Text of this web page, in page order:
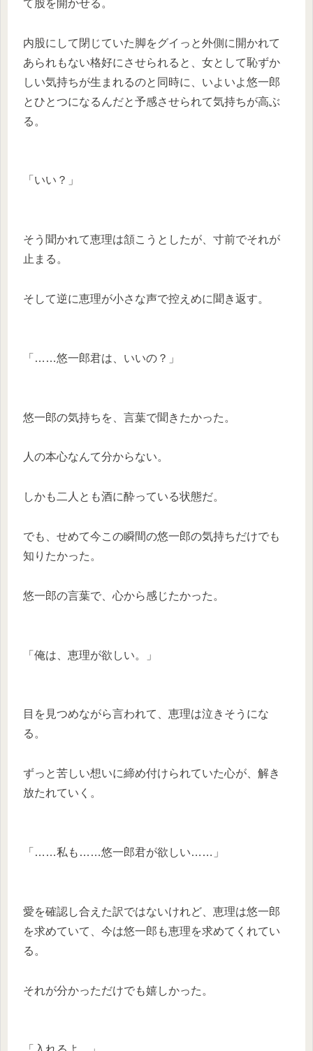
て股を開かせる。
内股にして閉じていた脚をグイっと外側に開かれて
あられもない格好にさせられると、女として恥ずか
しい気持ちが生まれるのと同時に、いよいよ悠一郎
とひとつになるんだと予感させられて気持ちが高ぶ
る。
「いい？」
そう聞かれて恵理は頷こうとしたが、寸前でそれが
止まる。
そして逆に恵理が小さな声で控えめに聞き返す。
「……悠一郎君は、いいの？」
悠一郎の気持ちを、言葉で聞きたかった。
人の本心なんて分からない。
しかも二人とも酒に酔っている状態だ。
でも、せめて今この瞬間の悠一郎の気持ちだけでも
知りたかった。
悠一郎の言葉で、心から感じたかった。
「俺は、恵理が欲しい。」
目を見つめながら言われて、恵理は泣きそうにな
る。
ずっと苦しい想いに締め付けられていた心が、解き
放たれていく。
「……私も……悠一郎君が欲しい……」
愛を確認し合えた訳ではないけれど、恵理は悠一郎
を求めていて、今は悠一郎も恵理を求めてくれてい
る。
それが分かっただけでも嬉しかった。